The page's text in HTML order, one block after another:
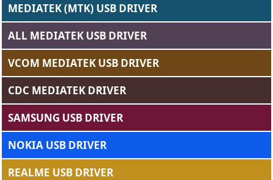
MEDIATEK (MTK) USB DRIVER
ALL MEDIATEK USB DRIVER
VCOM MEDIATEK USB DRIVER
CDC MEDIATEK DRIVER
SAMSUNG USB DRIVER
NOKIA USB DRIVER
REALME USB DRIVER